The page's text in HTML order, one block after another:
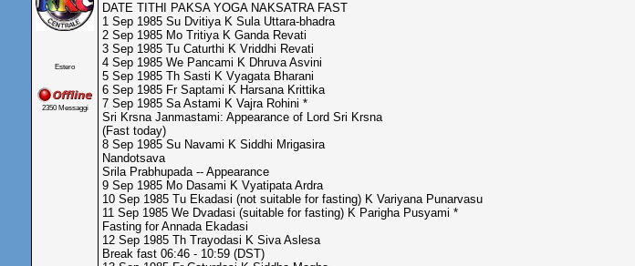
Estero
2350 Messaggi
DATE TITHI PAKSA YOGA NAKSATRA FAST
1 Sep 1985 Su Dvitiya K Sula Uttara-bhadra
2 Sep 1985 Mo Tritiya K Ganda Revati
3 Sep 1985 Tu Caturthi K Vriddhi Revati
4 Sep 1985 We Pancami K Dhruva Asvini
5 Sep 1985 Th Sasti K Vyagata Bharani
6 Sep 1985 Fr Saptami K Harsana Krittika
7 Sep 1985 Sa Astami K Vajra Rohini *
Sri Krsna Janmastami: Appearance of Lord Sri Krsna
(Fast today)
8 Sep 1985 Su Navami K Siddhi Mrigasira
Nandotsava
Srila Prabhupada -- Appearance
9 Sep 1985 Mo Dasami K Vyatipata Ardra
10 Sep 1985 Tu Ekadasi (not suitable for fasting) K Variyana Punarvasu
11 Sep 1985 We Dvadasi (suitable for fasting) K Parigha Pusyami *
Fasting for Annada Ekadasi
12 Sep 1985 Th Trayodasi K Siva Aslesa
Break fast 06:46 - 10:59 (DST)